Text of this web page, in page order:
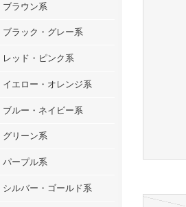
ブラウン系
ブラック・グレー系
レッド・ピンク系
イエロー・オレンジ系
ブルー・ネイビー系
グリーン系
パープル系
シルバー・ゴールド系